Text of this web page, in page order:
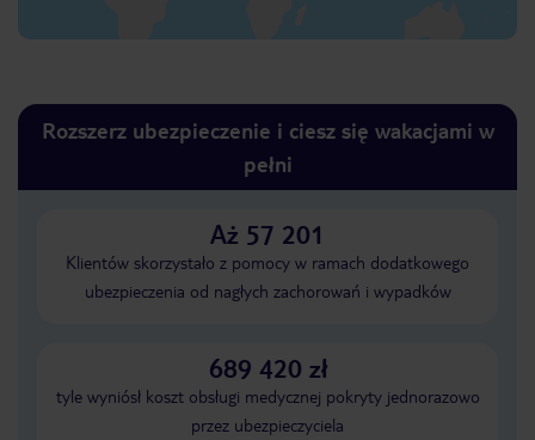
Rozszerz ubezpieczenie i ciesz się wakacjami w
pełni
Aż 57 201
Klientów skorzystało z pomocy w ramach dodatkowego
ubezpieczenia od nagłych zachorowań i wypadków
689 420 zł
tyle wyniósł koszt obsługi medycznej pokryty jednorazowo
przez ubezpieczyciela